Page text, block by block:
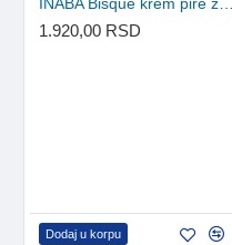
1.920,00 RSD
Dodaj u korpu